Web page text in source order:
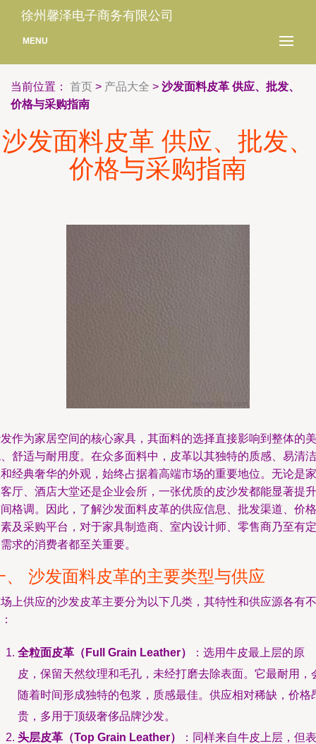
徐州馨泽电子商务有限公司
MENU
当前位置： 首页 > 产品大全 > 沙发面料皮革 供应、批发、
价格与采购指南
沙发面料皮革 供应、批发、
价格与采购指南
作为家居空间的核心家具，其面料的选择直接影响到整体的美
舒适与耐用度。在众多面料中，皮革以其独特的质感、易清洁
经典奢华的外观，始终占据着高端市场的重要地位。无论是家
厅、酒店大堂还是企业会所，一张优质的皮沙发都能显著提升
格调。因此，了解沙发面料皮革的供应信息、批发渠道、价格
及采购平台，对于家具制造商、室内设计师、零售商乃至有定
求的消费者都至关重要。
、 沙发面料皮革的主要类型与供应
上供应的沙发皮革主要分为以下几类，其特性和供应源各有不
全粒面皮革（Full Grain Leather）
：选用牛皮最上层的原
皮，保留天然纹理和毛孔，未经打磨去除表面。它最耐用，
随着时间形成独特的包浆，质感最佳。供应相对稀缺，价格
贵，多用于顶级奢侈品牌沙发。
头层皮革（Top Grain Leather）
：同样来自牛皮上层，但表